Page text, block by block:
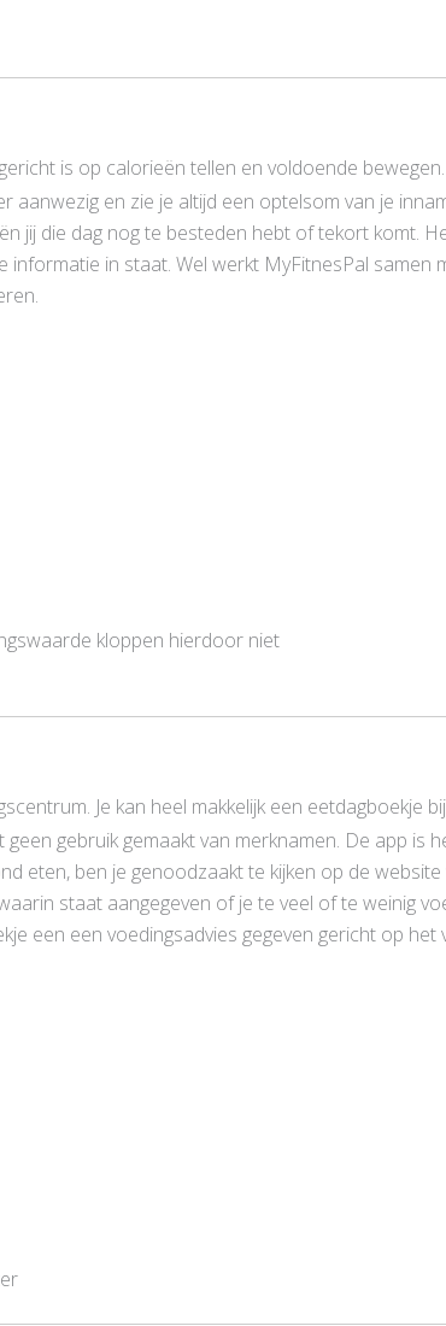
is op calorieën tellen en voldoende
en zie je altijd een optelsom van je
jij die dag nog te besteden hebt of tekort komt.
in staat. Wel werkt MyFitnesPal samen
kloppen hierdoor niet
Je kan heel makkelijk een eetdagboekje
gebruik gemaakt van merknamen. De app is
eten, ben je genoodzaakt te kijken op de
staat aangegeven of je te veel of te weinig
een een voedingsadvies gegeven gericht op